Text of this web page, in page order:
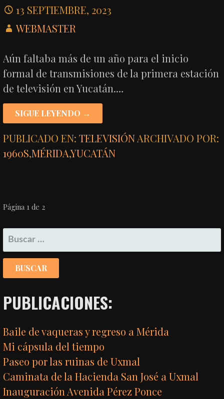
13 SEPTIEMBRE, 2023
WEBMASTER
Aún faltaba más de un año para el inicio
formal de transmisiones de la primera estación
de televisión en Yucatán.…
SIGUE LEYENDO →
PUBLICADO EN:TELEVISIÓNARCHIVADO POR:
1960S,MÉRIDA,YUCATÁN
NAVEGACIÓN
POR
ENTRADA
Página 1 de 2
BUSCAR:
PUBLICACIONES:
Baile de vaqueras y regreso a Mérida
Mi cápsula del tiempo
Paseo por las ruinas de Uxmal
Caminata de la Hacienda San José a Uxmal
Inauguración Avenida Pérez Ponce